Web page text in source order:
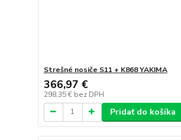
Strešné nosiče S11 + K868 YAKIMA
366,97 €
298,35 € bez DPH
Pridať do košíka